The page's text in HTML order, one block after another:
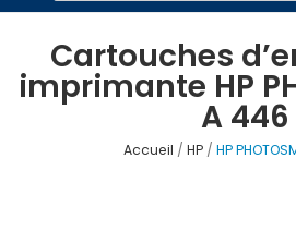
Cartouches
imprimante HP
A 446
Accueil HP HP